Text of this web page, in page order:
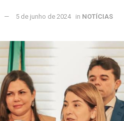
5 de junho de 2024 in NOTÍCIAS